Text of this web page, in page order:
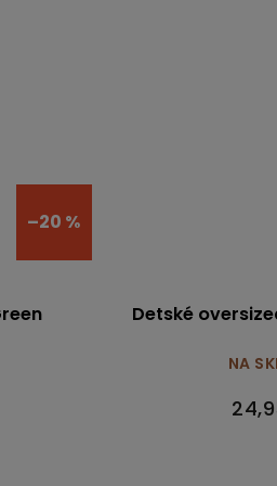
–20 %
Detské
NA